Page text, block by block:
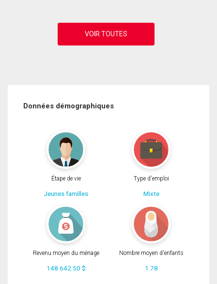
Données démographiques
Étape de vie
Jeunes familles
Type d'emploi
Mixte
Revenu moyen du ménage
148 642.50 $
Nombre moyen d'enfants
1.78